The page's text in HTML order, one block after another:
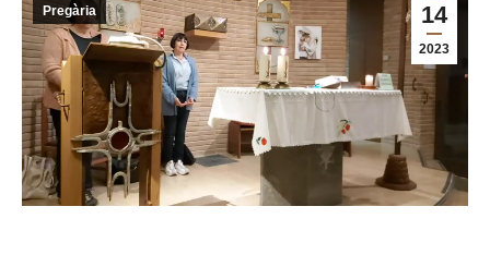
14
2023
Pregària